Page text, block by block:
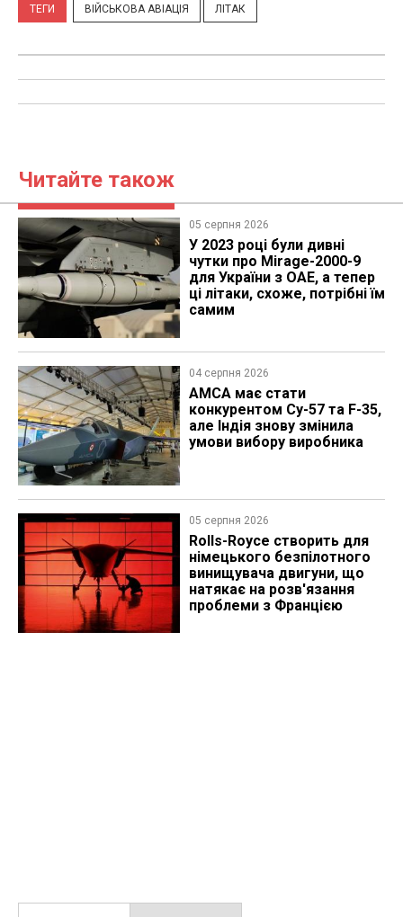
ТЕГИ ВІЙСЬКОВА АВІАЦІЯ ЛІТАК
Читайте також
05 серпня 2026
У 2023 році були дивні
чутки про Mirage-2000-9
для України з ОАЕ, а тепер
ці літаки, схоже, потрібні їм
самим
04 серпня 2026
AMCA має стати
конкурентом Су-57 та F-35,
але Індія знову змінила
умови вибору виробника
05 серпня 2026
Rolls-Royce створить для
німецького безпілотного
винищувача двигуни, що
натякає на розв'язання
проблеми з Францією